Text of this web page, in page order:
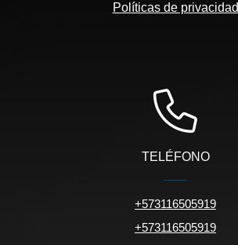
Políticas de privacidad
TELÉFONO
+573116505919
+573116505919